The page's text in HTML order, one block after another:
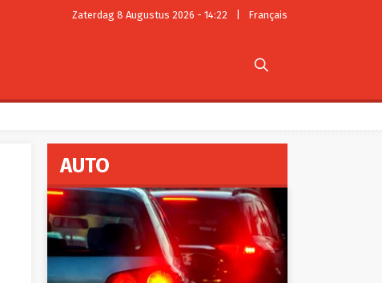
Zaterdag 8 Augustus 2026 - 14:22 Français

AUTO